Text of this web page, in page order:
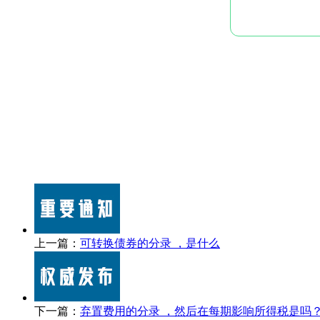
上一篇： 可转换债券的分录 ，是什么
下一篇： 弃置费用的分录 ，然后在每期影响所得税是吗